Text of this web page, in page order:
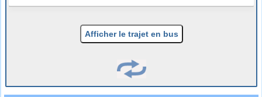
Afficher le trajet en bus